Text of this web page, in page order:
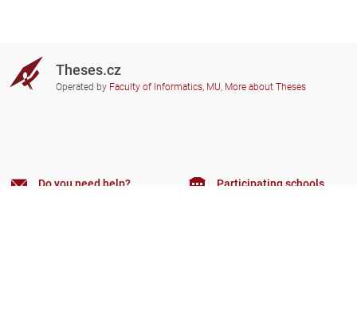
Theses.cz
Operated by Faculty of Informatics, MU, More about Theses
Do you need help? Participating schools